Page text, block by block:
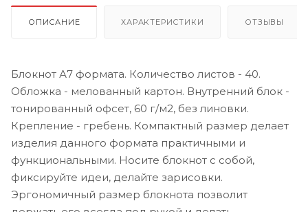
ОПИСАНИЕ ХАРАКТЕРИСТИКИ ОТЗЫВЫ
Блокнот А7 формата. Количество листов - 40.
Обложка - мелованный картон. Внутренний блок -
тонированный офсет, 60 г/м2, без линовки.
Крепление - гребень. Компактный размер делает
изделия данного формата практичными и
функциональными. Носите блокнот с собой,
фиксируйте идеи, делайте зарисовки.
Эргономичный размер блокнота позволит